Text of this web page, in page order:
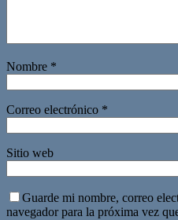
Nombre *
Correo electrónico *
Sitio web
Guarde mi nombre, correo
navegador para la próxima vez